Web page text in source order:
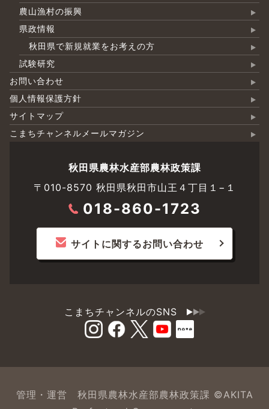
農山漁村の振興
県政情報
秋田県で新規就業をお考えの方
試験研究
お問い合わせ
個人情報保護方針
サイトマップ
こまちチャンネルメールマガジン
秋田県農林水産部農林政策課
〒010-8570 秋田県秋田市山王４丁目１−１
018-860-1723
サイトに関するお問い合わせ
こまちチャンネルのSNS
管理・運営 秋田県農林水産部農林政策課 ©AKITA